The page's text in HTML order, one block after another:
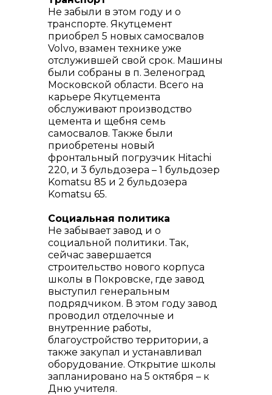
Не забыли в этом году и о
транспорте. Якутцемент
приобрел 5 новых самосвалов
Volvo, взамен технике уже
отслужившей свой срок. Машины
были собраны в п. Зеленоград
Московской области. Всего на
карьере Якутцемента
обслуживают производство
цемента и щебня семь
самосвалов. Также были
приобретены новый
фронтальный погрузчик Hitachi
220, и 3 бульдозера – 1 бульдозер
Komatsu 85 и 2 бульдозера
Komatsu 65.
Социальная политика
Не забывает завод и о
социальной политики. Так,
сейчас завершается
строительство нового корпуса
школы в Покровске, где завод
выступил генеральным
подрядчиком. В этом году завод
проводил отделочные и
внутренние работы,
благоустройство территории, а
также закупал и устанавливал
оборудование. Открытие школы
запланировано на 5 октября – к
Дню учителя.